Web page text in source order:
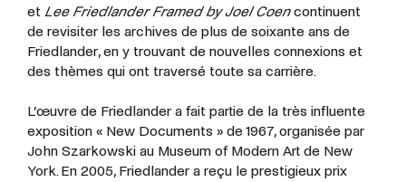
et Lee Friedlander Framed by Joel Coencontinuent
de revisiter les archives de plus de soixante ans de
Friedlander, en y trouvant de nouvelles connexions et
des thèmes qui ont traversé toute sa carrière.
L’œuvre de Friedlander a fait partie de la très influente
exposition « New Documents » de 1967, organisée par
John Szarkowski au Museum of Modern Art de New
York. En 2005, Friedlander a reçu le prestigieux prix